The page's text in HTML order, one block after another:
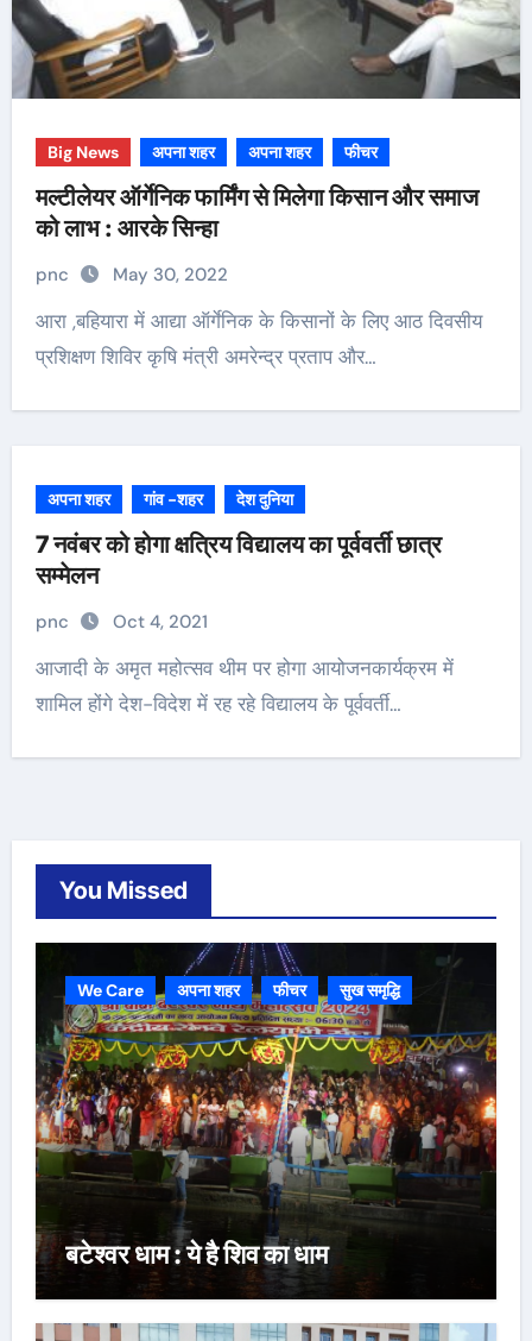
Big News अपना शहर अपना शहर फीचर
मल्टीलेयर ऑर्गेनिक फार्मिंग से मिलेगा किसान और समाज
को लाभ : आरके सिन्हा
pnc May 30, 2022
आरा ,बहियारा में आद्या ऑर्गेनिक के किसानों के लिए आठ दिवसीय
प्रशिक्षण शिविर कृषि मंत्री अमरेन्द्र प्रताप और…
अपना शहर गांव -शहर देश दुनिया
7 नवंबर को होगा क्षत्रिय विद्यालय का पूर्ववर्ती छात्र
सम्मेलन
pnc Oct 4, 2021
आजादी के अमृत महोत्सव थीम पर होगा आयोजनकार्यक्रम में
शामिल होंगे देश-विदेश में रह रहे विद्यालय के पूर्ववर्ती…
You Missed
We Care अपना शहर फीचर सुख समृद्धि
बटेश्वर धाम : ये है शिव का धाम